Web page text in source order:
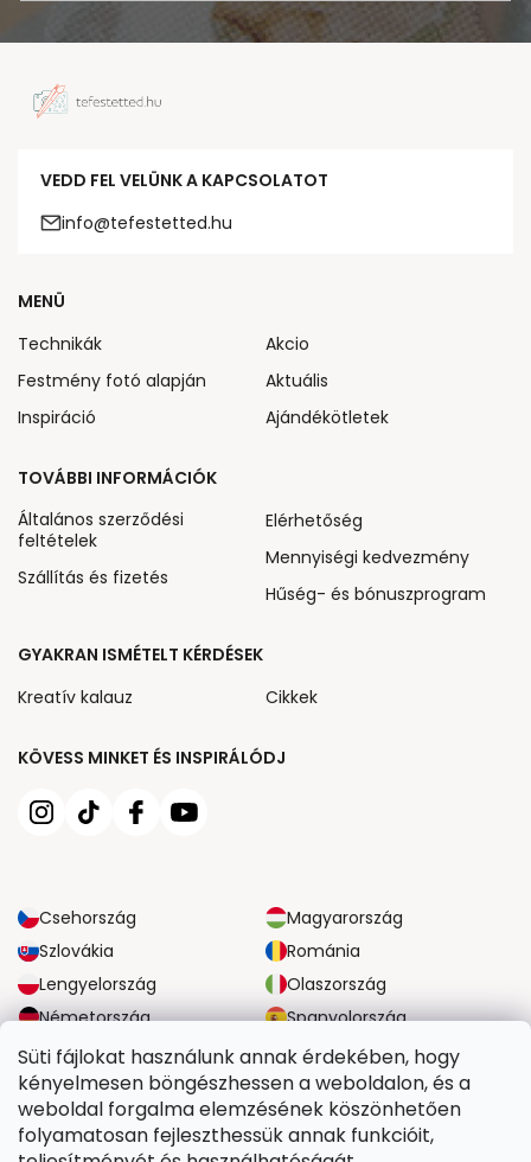
Süti fájlokat használunk annak érdekében, hogy
kényelmesen böngészhessen a weboldalon, és a
weboldal forgalma elemzésének köszönhetően
folyamatosan fejleszthessük annak funkcióit,
VEDD FEL VELÜNK A KAPCSOLATOT
info@tefestetted.hu
KÖVESS MINKET ÉS INSPIRÁLÓDJ
Csehország
Magyarország
Szlovákia
Románia
Lengyelország
Olaszország
Németország
Spanyolország
Nagy-Britannia
Ausztria
MENÜ
Technikák
Festmény fotó alapján
Inspiráció
Akcio
Aktuális
Ajándékötletek
TOVÁBBI INFORMÁCIÓK
Általános szerződési
feltételek
Szállítás és fizetés
Elérhetőség
Mennyiségi kedvezmény
Hűség- és bónuszprogram
GYAKRAN ISMÉTELT KÉRDÉSEK
Kreatív kalauz
Cikkek
MEGBÍZHATÓ SZÁLLÍTÁSI LEHETŐSÉGEK